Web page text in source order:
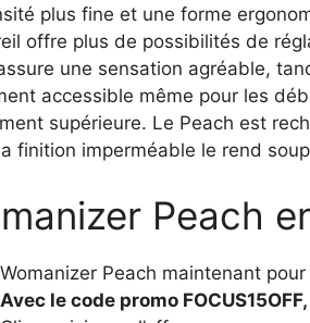
plus fine et une forme
offre plus de possibilités de
une sensation agréable,
accessible même pour les
supérieure. Le Peach est
finition imperméable le rend
Peach
Womanizer Peach maintenant
Avec le code promo